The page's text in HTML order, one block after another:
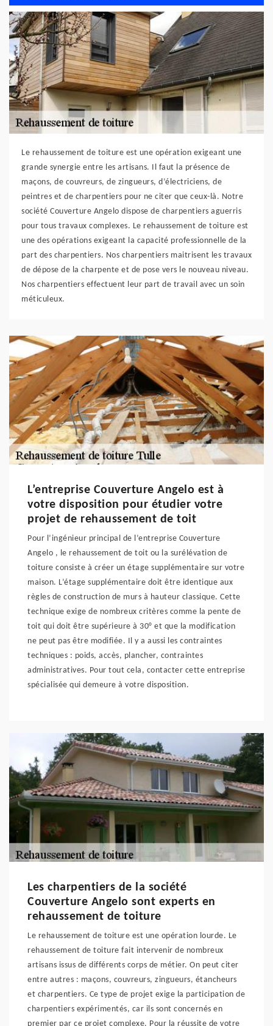
Le rehaussement de toiture est une opération exigeant une
grande synergie entre les artisans. Il faut la présence de
maçons, de couvreurs, de zingueurs, d’électriciens, de
peintres et de charpentiers pour ne citer que ceux-là. Notre
société Couverture Angelo dispose de charpentiers aguerris
pour tous travaux complexes. Le rehaussement de toiture est
une des opérations exigeant la capacité professionnelle de la
part des charpentiers. Nos charpentiers maitrisent les travaux
de dépose de la charpente et de pose vers le nouveau niveau.
Nos charpentiers effectuent leur part de travail avec un soin
méticuleux.
L’entreprise Couverture Angelo est à
votre disposition pour étudier votre
projet de rehaussement de toit
Pour l’ingénieur principal de l’entreprise Couverture
Angelo , le rehaussement de toit ou la surélévation de
toiture consiste à créer un étage supplémentaire sur votre
maison. L’étage supplémentaire doit être identique aux
règles de construction de murs à hauteur classique. Cette
technique exige de nombreux critères comme la pente de
toit qui doit être supérieure à 30° et que la modification
ne peut pas être modifiée. Il y a aussi les contraintes
techniques : poids, accès, plancher, contraintes
administratives. Pour tout cela, contacter cette entreprise
spécialisée qui demeure à votre disposition.
Les charpentiers de la société
Couverture Angelo sont experts en
rehaussement de toiture
Le rehaussement de toiture est une opération lourde. Le
rehaussement de toiture fait intervenir de nombreux
artisans issus de différents corps de métier. On peut citer
entre autres : maçons, couvreurs, zingueurs, étancheurs
et charpentiers. Ce type de projet exige la participation de
charpentiers expérimentés, car ils sont concernés en
premier par ce projet complexe. Pour la réussite de votre